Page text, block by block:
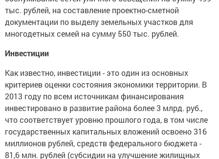
тыс. рублей, на составление проектно-сметной
документации по выделу земельных участков для
многодетных семей на сумму 550 тыс. рублей.
Инвестиции
Как известно, инвестиции - это один из основных
критериев оценки состояния экономики территории. В
2013 году по всем источникам финансирования
инвестировано в развитие района более 3 млрд. руб.,
что соответствует уровню прошлого года, в том числе
государственных капитальных вложений освоено 316
миллионов рублей, средств федерального бюджета -
81,6 млн. рублей (субсидии на улучшение жилищных